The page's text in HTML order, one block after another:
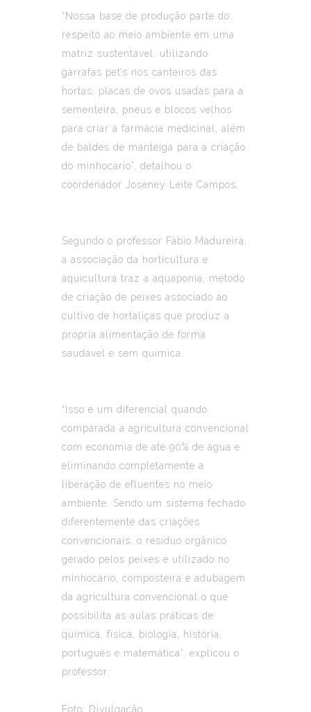
“Nossa base de produção parte do
respeito ao meio ambiente em uma
matriz sustentável, utilizando
garrafas pet’s nos canteiros das
hortas, placas de ovos usadas para a
sementeira, pneus e blocos velhos
para criar a farmácia medicinal, além
de baldes de manteiga para a criação
do minhocário”, detalhou o
coordenador Joseney Leite Campos.
Segundo o professor Fábio Madureira,
a associação da horticultura e
aquicultura traz a aquaponia, método
de criação de peixes associado ao
cultivo de hortaliças que produz a
própria alimentação de forma
saudável e sem química.
“Isso é um diferencial quando
comparada a agricultura convencional
com economia de até 90% de água e
eliminando completamente a
liberação de efluentes no meio
ambiente. Sendo um sistema fechado
diferentemente das criações
convencionais, o resíduo orgânico
gerado pelos peixes é utilizado no
minhocário, composteira e adubagem
da agricultura convencional o que
possibilita as aulas práticas de
química, física, biologia, história,
português e matemática”, explicou o
professor.
Foto: Divulgação